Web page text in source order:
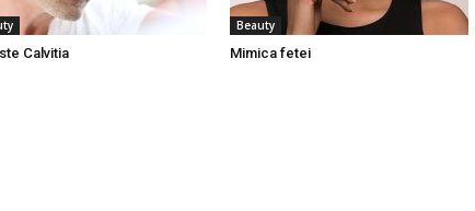
Calvitia
Beauty
Mimica fetei